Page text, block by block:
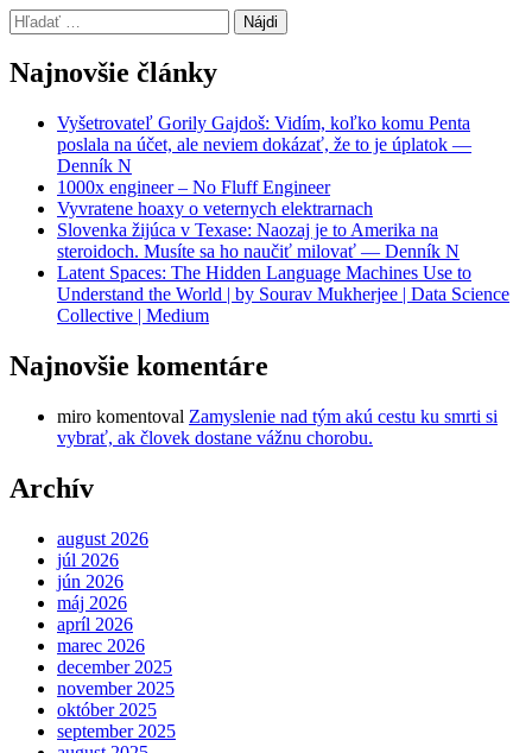
Hľadať:
Najnovšie články
Vyšetrovateľ Gorily Gajdoš: Vidím, koľko komu Penta
poslala na účet, ale neviem dokázať, že to je úplatok —
Denník N
1000x engineer – No Fluff Engineer
Vyvratene hoaxy o veternych elektrarnach
Slovenka žijúca v Texase: Naozaj je to Amerika na
steroidoch. Musíte sa ho naučiť milovať — Denník N
Latent Spaces: The Hidden Language Machines Use to
Understand the World | by Sourav Mukherjee | Data Science
Collective | Medium
Najnovšie komentáre
miro komentoval Zamyslenie nad tým akú cestu ku smrti si
vybrať, ak človek dostane vážnu chorobu.
Archív
august 2026
júl 2026
jún 2026
máj 2026
apríl 2026
marec 2026
december 2025
november 2025
október 2025
september 2025